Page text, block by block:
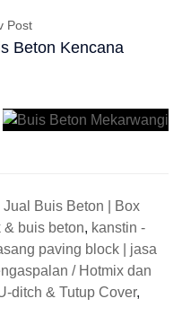
Post
Beton Kencana
Jual Buis Beton | Box
& buis beton, kanstin -
paving block | jasa
/ Hotmix dan
ditch & Tutup Cover,